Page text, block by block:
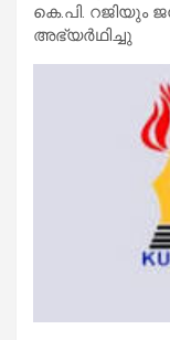
കെ.പി. റജിയും
അഭ്യർഥിച്ചു